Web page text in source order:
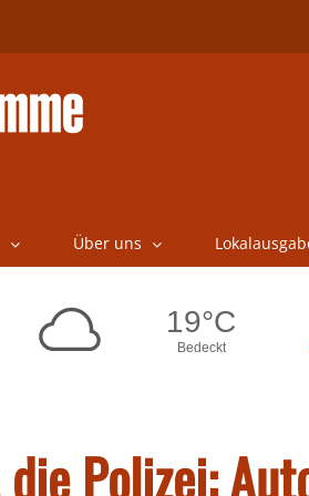
Über uns
Polizei: